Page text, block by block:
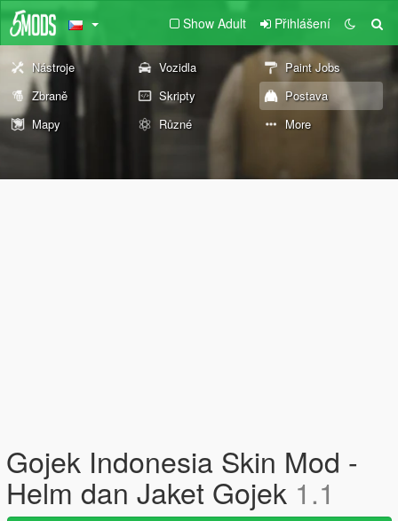
Show Adult Přihlášení
Nástroje Vozidla
Paint Jobs
Zbraně
Skripty
Postava
Mapy
Různé More
Gojek Indonesia Skin Mod -
Helm dan Jaket Gojek 1.1